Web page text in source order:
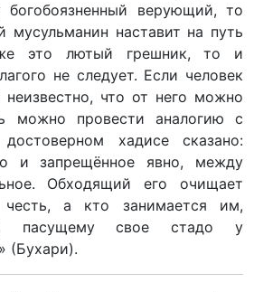
верующий, то
мусульманин наставит на путь
это лютый грешник, то и
не следует. Если человек
что от него можно
можно провести аналогию с
хадисе сказано:
и запрещённое явно, между
Обходящий его очищает
а кто занимается им,
пасущему свое стадо у
(Бухари).